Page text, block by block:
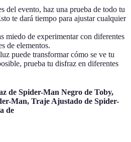
del evento, haz una prueba de todo tu
te dará tiempo para ajustar cualquier
miedo de experimentar con diferentes
de elementos.
puede transformar cómo se ve tu
prueba tu disfraz en diferentes
de Spider-Man Negro de Toby,
Man, Traje Ajustado de Spider-
de